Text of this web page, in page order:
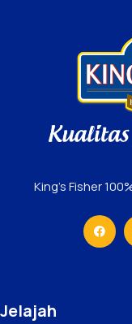
King’s Fisher
Jelajah